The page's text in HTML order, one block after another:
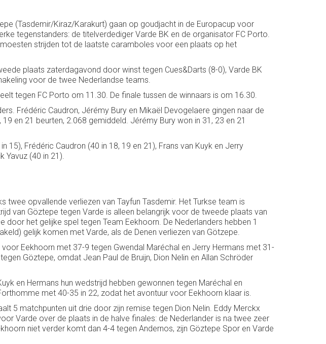
(Tasdemir/Kiraz/Karakurt) gaan op goudjacht in de Europacup voor
tegenstanders: de titelverdediger Varde BK en de organisator FC Porto.
strijden tot de laatste caramboles voor een plaats op het
plaats zaterdagavond door winst tegen Cues&Darts (8-0), Varde BK
voor de twee Nederlandse teams.
tegen FC Porto om 11.30. De finale tussen de winnaars is om 16.30.
Frédéric Caudron, Jérémy Bury en Mikaël Devogelaere gingen naar de
en 21 beurten, 2.068 gemiddeld. Jérémy Bury won in 31, 23 en 21
Frédéric Caudron (40 in 18, 19 en 21), Frans van Kuyk en Jerry
Yavuz (40 in 21).
opvallende verliezen van Tayfun Tasdemir. Het Turkse team is
van Göztepe tegen Varde is alleen belangrijk voor de tweede plaats van
het gelijke spel tegen Team Eekhoorn. De Nederlanders hebben 1
gelijk komen met Varde, als de Denen verliezen van Götzepe.
Eekhoorn met 37-9 tegen Gwendal Maréchal en Jerry Hermans met 31-
Göztepe, omdat Jean Paul de Bruijn, Dion Nelin en Allan Schröder
en Hermans hun wedstrijd hebben gewonnen tegen Maréchal en
met 40-35 in 22, zodat het avontuur voor Eekhoorn klaar is.
5 matchpunten uit drie door zijn remise tegen Dion Nelin. Eddy Merckx
Varde over de plaats in de halve finales: de Nederlander is na twee zeer
niet verder komt dan 4-4 tegen Andernos, zijn Göztepe Spor en Varde